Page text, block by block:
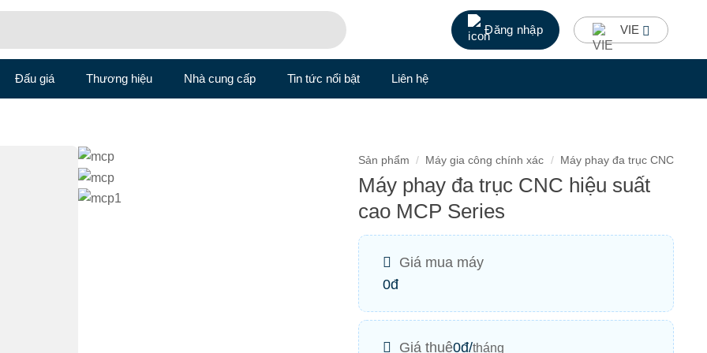
Đăng nhập VIE
Đấu giá Thương hiệu Nhà cung cấp Tin tức nổi bật Liên hệ
Sản phẩm / Máy gia công chính xác / Máy phay đa trục CNC
Máy phay đa trục CNC hiệu suất
cao MCP Series
Giá mua máy
0đ
Giá thuê0đ/tháng